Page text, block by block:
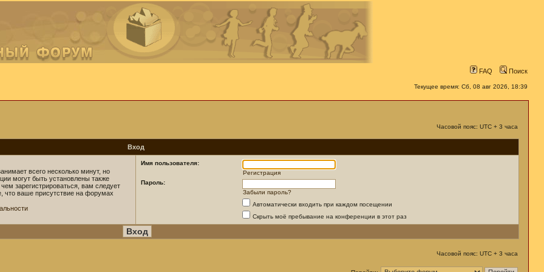
FAQ Поиск
Текущее время: Сб, 08 авг 2026, 18:39
Часовой пояс: UTC + 3 часа
Вход
всего несколько минут, но
могут быть установлены также
зарегистрироваться, вам следует
что ваше присутствие на форумах
Имя пользователя:
Регистрация
Пароль:
Забыли пароль?
Автоматически входить при каждом посещении
Скрыть моё пребывание на конференции в этот раз
Часовой пояс: UTC + 3 часа